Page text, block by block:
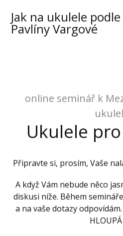
Jak na ukulele podle
Pavlíny Vargové
online seminář k
Ukulele
Připravte si, prosím, Vaše
A když Vám nebude něco
diskusi níže. Během
a na vaše dotazy
HLOUPÁ